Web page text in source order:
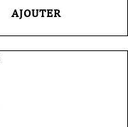
AJOUTER